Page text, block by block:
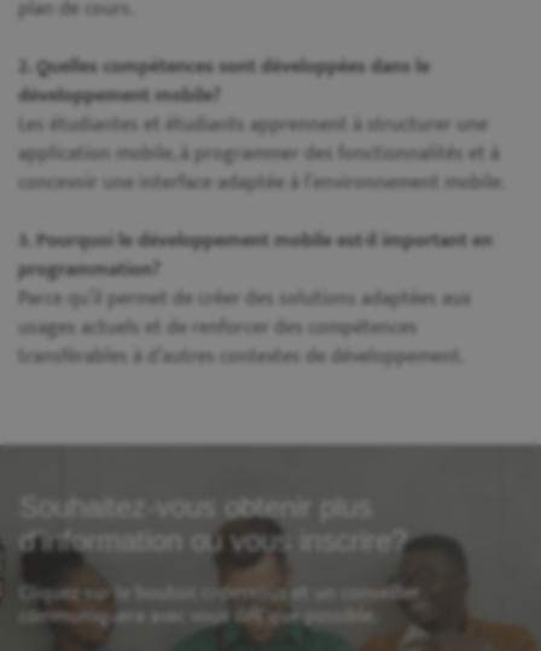
plan de cours.
2. Quelles compétences sont développées dans le
développement mobile?
Les étudiantes et étudiants apprennent à structurer une
application mobile, à programmer des fonctionnalités et à
concevoir une interface adaptée à l’environnement mobile.
3. Pourquoi le développement mobile est-il important en
programmation?
Parce qu’il permet de créer des solutions adaptées aux
usages actuels et de renforcer des compétences
transférables à d’autres contextes de développement.
Souhaitez-vous obtenir plus
d'information ou vous inscrire?
Cliquez sur le bouton ci-dessous et un conseiller
communiquera avec vous dès que possible.